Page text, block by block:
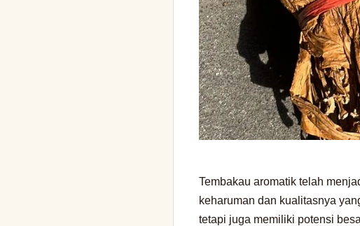
Tembakau aromatik telah
keharuman dan kualitasnya
tetapi juga memiliki potensi